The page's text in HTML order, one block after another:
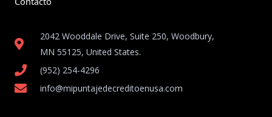
2042 Wooddale Drive, Suite 250, Woodbury,
MN 55125, United States​.
(952) 254-4296
info@mipuntajedecreditoenusa.com